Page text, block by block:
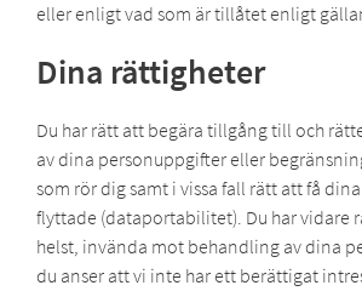
eller enligt vad som är tillåtet enligt
Dina rättigheter
Du har rätt att begära tillgång till och
av dina personuppgifter eller
som rör dig samt i vissa fall rätt att få
flyttade (dataportabilitet). Du har vidare
helst, invända mot behandling av dina
du anser att vi inte har ett berättigat